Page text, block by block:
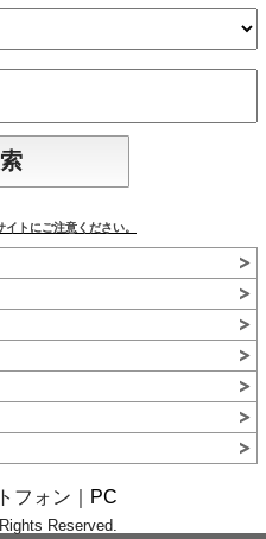
トにご注意ください。
フォン｜ PC
Reserved.